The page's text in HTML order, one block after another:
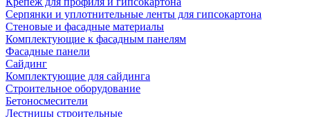
Серпянки и уплотнительные ленты для гипсокартона
Стеновые и фасадные материалы
Комплектующие к фасадным панелям
Фасадные панели
Сайдинг
Комплектующие для сайдинга
Строительное оборудование
Бетоносмесители
Лестницы строительные